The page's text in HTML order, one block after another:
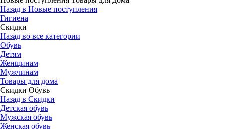
Назад в Новые поступления
Гигиена
Скидки
Назад во все категории
Обувь
Детям
Женщинам
Мужчинам
Товары для дома
Скидки Обувь
Назад в Скидки
Детская обувь
Мужская обувь
Женская обувь